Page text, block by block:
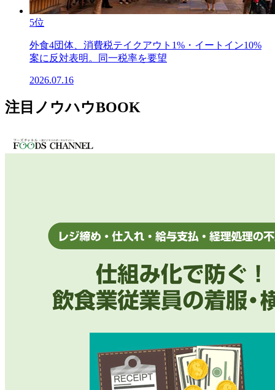
5位
外食4団体、消費税テイクアウト1%・イートイン10%
案に反対表明。同一税率を要望
2026.07.16
注目ノウハウBOOK